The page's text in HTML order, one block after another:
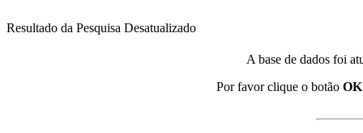
Resultado da Pesquisa Desatualizado
A base de dados foi
Por favor clique o botão OK